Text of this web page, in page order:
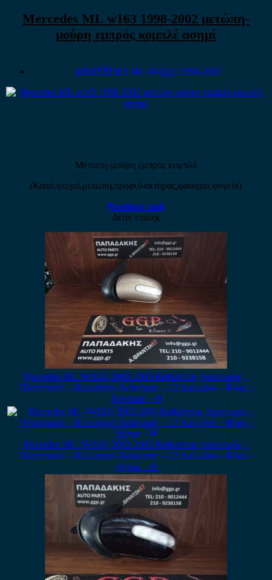
Mercedes ML w163 1998-2002 μετώπη-
μούρη εμπρός κομπλέ ασημί
MERCEDES ML (W163) 1998-2005
Μετώπη-μούρη εμπρός κομπλέ
(Καπό,φτερά,μετώπη,προφυλακτήρας,φανάρια,ψυγεία)
Ρωτήστε τιμή
Δείτε επίσης
Mercedes ML (W163) 2002-2005 Καθρέπτης Αριστερός –
Ηλεκτρικός – Ηλεκτρική Ανάκληση – 13 Καλώδια – Φλας –
Χρυσαφί – Θ
Mercedes ML (W163) 2002-2005 Καθρέπτης Αριστερός –
Ηλεκτρικός – Ηλεκτρική Ανάκληση – 13 Καλώδια – Φλας –
Ασημί – Θ